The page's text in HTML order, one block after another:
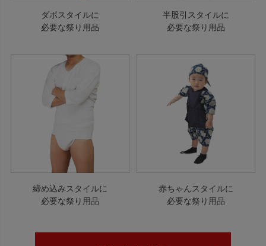
ダボスタイルに
必要な祭り用品
半股引スタイルに
必要な祭り用品
締め込みスタイルに
必要な祭り用品
赤ちゃんスタイルに
必要な祭り用品